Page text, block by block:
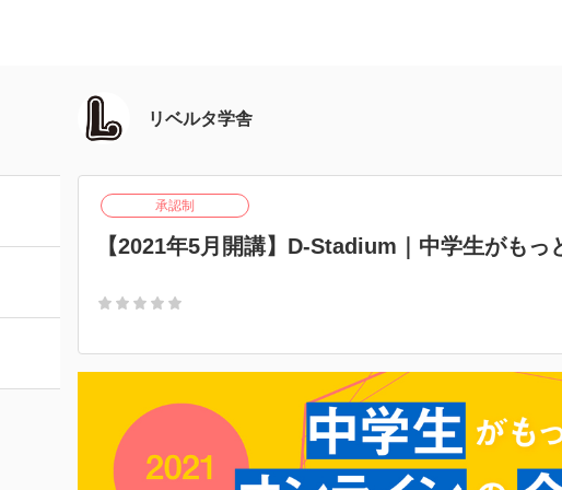
リベルタ学舎
承認制
【2021年5月開講】D-Stadium｜中学生がも